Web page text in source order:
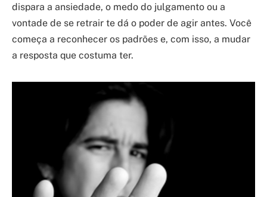
dispara a ansiedade, o medo do julgamento ou a
vontade de se retrair te dá o poder de agir antes. Você
começa a reconhecer os padrões e, com isso, a mudar
a resposta que costuma ter.